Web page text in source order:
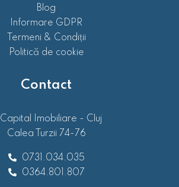
Blog
Informare GDPR
Termeni & Condiții
Politică de cookie
Contact
Capital Imobiliare - Cluj
Calea Turzii 74-76
0731.034.035
0364.801.807